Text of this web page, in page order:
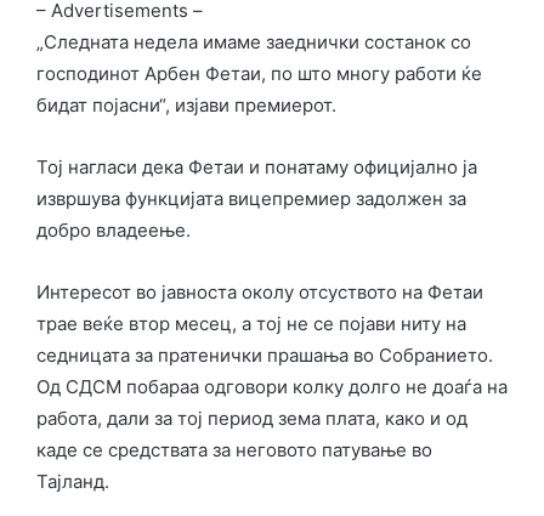
– Advertisements –
„Следната недела имаме заеднички состанок со
господинот Арбен Фетаи, по што многу работи ќе
бидат појасни“, изјави премиерот.
Тој нагласи дека Фетаи и понатаму официјално ја
извршува функцијата вицепремиер задолжен за
добро владеење.
Интересот во јавноста околу отсуството на Фетаи
трае веќе втор месец, а тој не се појави ниту на
седницата за пратенички прашања во Собранието.
Од СДСМ побараа одговори колку долго не доаѓа на
работа, дали за тој период зема плата, како и од
каде се средствата за неговото патување во
Тајланд.